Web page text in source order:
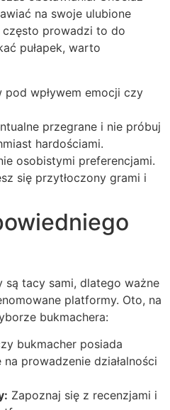
na swoje ulubione
prowadzi to do
pułapek, warto
pod wpływem emocji czy
przegrane i nie próbuj
hardościami.
osobistymi preferencjami.
się przytłoczony grami i
są tacy sami, dlatego ważne
platformy. Oto, na
bukmachera:
bukmacher posiada
prowadzenie działalności
Zapoznaj się z recenzjami i